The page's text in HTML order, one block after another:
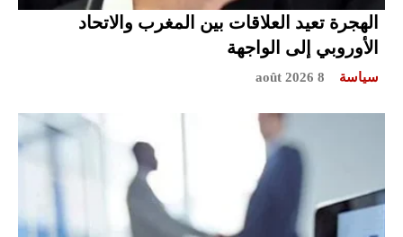
الهجرة تعيد العلاقات بين المغرب والاتحاد
الأوروبي إلى الواجهة
سياسة 8 août 2026